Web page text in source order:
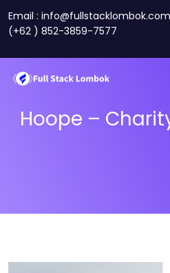
Email :
(+62 ) 852-3859-7577
Hoope –